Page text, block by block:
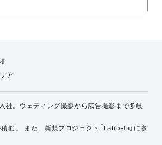
ア
社。ウェディング撮影から広告撮影まで多岐
む。 また、新規プロジェクト「Labo-la」に参